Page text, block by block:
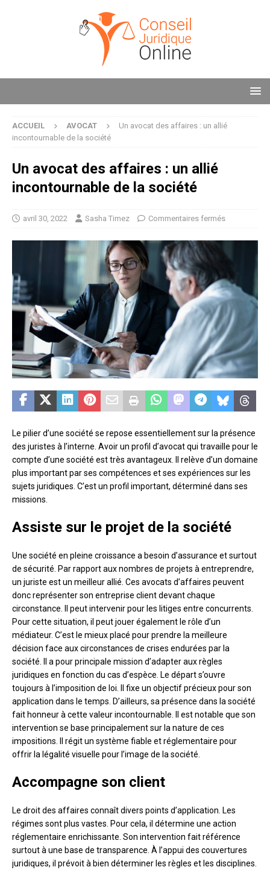
ACCUEIL AVOCAT
Un avocat des affaires : un allié
incontournable de la société
Un avocat des affaires : un allié
incontournable de la société
avril 30, 2022 Sasha Timez Commentaires fermés
Le pilier d’une société se repose essentiellement sur la présence
des juristes à l’interne. Avoir un profil d’avocat qui travaille pour le
compte d’une société est très avantageux. Il relève d’un domaine
plus important par ses compétences et ses expériences sur les
sujets juridiques. C’est un profil important, déterminé dans ses
missions.
Assiste sur le projet de la société
Une société en pleine croissance a besoin d’assurance et surtout
de sécurité. Par rapport aux nombres de projets à entreprendre,
un juriste est un meilleur allié. Ces avocats d’affaires peuvent
donc représenter son entreprise client devant chaque
circonstance. Il peut intervenir pour les litiges entre concurrents.
Pour cette situation, il peut jouer également le rôle d’un
médiateur. C’est le mieux placé pour prendre la meilleure
décision face aux circonstances de crises endurées par la
société. Il a pour principale mission d’adapter aux règles
juridiques en fonction du cas d’espèce. Le départ s’ouvre
toujours à l’imposition de loi. Il fixe un objectif précieux pour son
application dans le temps. D’ailleurs, sa présence dans la société
fait honneur à cette valeur incontournable. Il est notable que son
intervention se base principalement sur la nature de ces
impositions. Il régit un système fiable et réglementaire pour
offrir la légalité visuelle pour l’image de la société.
Accompagne son client
Le droit des affaires connaît divers points d’application. Les
régimes sont plus vastes. Pour cela, il détermine une action
réglementaire enrichissante. Son intervention fait référence
surtout à une base de transparence. À l’appui des couvertures
juridiques, il prévoit à bien déterminer les règles et les disciplines.